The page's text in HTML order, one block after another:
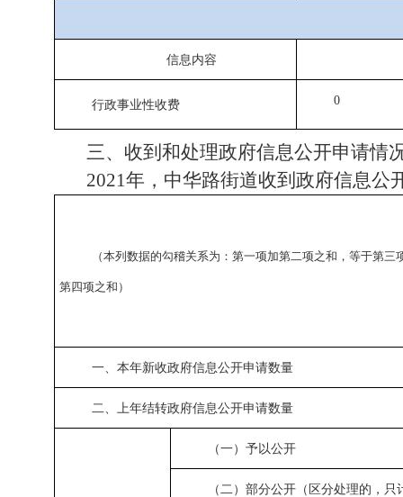
信息内容
行政事业性收费 0
三、收到和处理政府信息公开申请情
2021年，中华路街道收到政府信息
（本列数据的勾稽关系为：第一项加第二项之和，等于第三
第四项之和）
一、本年新收政府信息公开申请数量
二、上年结转政府信息公开申请数量
（一）予以公开
（二）部分公开（区分处理的，只